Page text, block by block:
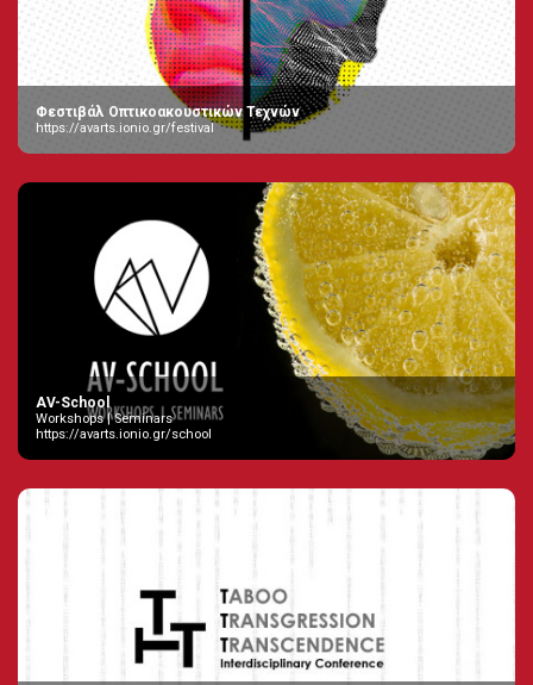
Φεστιβάλ Οπτικοακουστικών Τεχνών
https://avarts.ionio.gr/festival
AV-School
Workshops | Seminars
https://avarts.ionio.gr/school